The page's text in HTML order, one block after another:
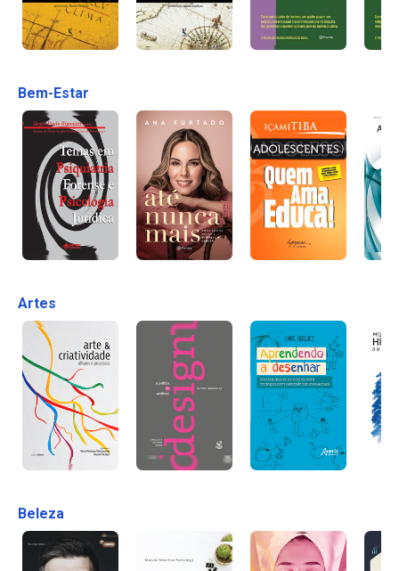
Bem-Estar
Artes
Beleza